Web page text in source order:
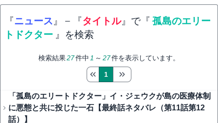
『ニュース 』 − 『タイトル』で『 孤島のエリー
トドクター 』を検索
検索結果27件中 1 ～ 27件を表示しています。
1
「孤島のエリートドクター」イ・ジェウクが島の医療体制
に悪態と共に投じた一石【最終話ネタバレ（第11話第12
話）】